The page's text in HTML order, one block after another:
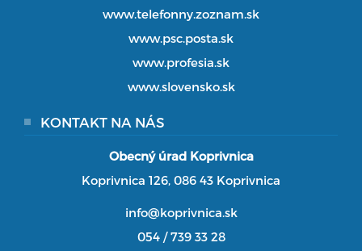
www.telefonny.zoznam.sk
www.psc.posta.sk
www.profesia.sk
www.slovensko.sk
KONTAKT NA NÁS
Obecný úrad Koprivnica
Koprivnica 126, 086 43 Koprivnica
info@koprivnica.sk
054 / 739 33 28